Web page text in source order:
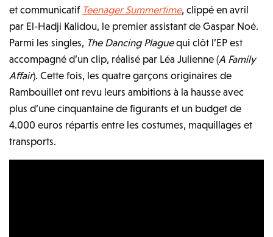
et communicatif Teenager Summertime, clippé en avril
par El-Hadji Kalidou, le premier assistant de Gaspar Noé.
Parmi les singles, The Dancing Plaguequi clôt l’EP est
accompagné d’un clip, réalisé par Léa Julienne (A Family
Affair). Cette fois, les quatre garçons originaires de
Rambouillet ont revu leurs ambitions à la hausse avec
plus d’une cinquantaine de figurants et un budget de
4.000 euros répartis entre les costumes, maquillages et
transports.